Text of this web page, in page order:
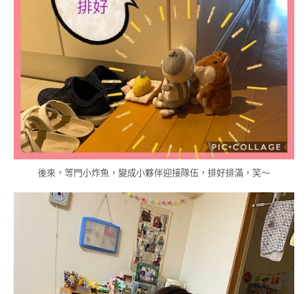
後來，等門小炸魚，變成小夥伴迎接隊伍，排好排滿，笑～